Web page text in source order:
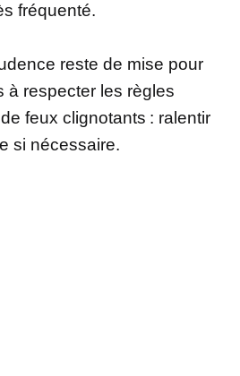
fréquenté.
reste de mise pour
à respecter les règles
feux clignotants : ralentir
si nécessaire.